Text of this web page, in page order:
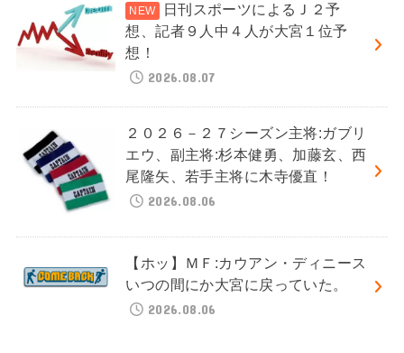
日刊スポーツによるＪ２予
想、記者９人中４人が大宮１位予
想！
2026.08.07
２０２６－２７シーズン主将:ガブリ
エウ、副主将:杉本健勇、加藤玄、西
尾隆矢、若手主将に木寺優直！
2026.08.06
【ホッ】ＭＦ:カウアン・ディニース
いつの間にか大宮に戻っていた。
2026.08.06